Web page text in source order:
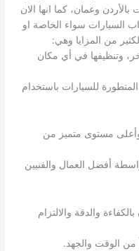
وعمان، كما انها الان
السيارات سواء الخاصة او
من المزايا وهي:
وتنظيفها في أي مكان
للسيارات باستخدام
مستوى متميز من
أفضل العمال والفنيين
والدقة والالتزام
من الوقت والجهد.